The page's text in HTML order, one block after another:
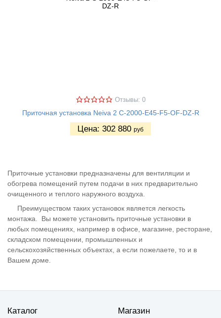
Отзывы: 0
Приточная установка Neiva 2 C-2000-E45-F5-OF-DZ-R
Цена: 302 880 руб
Приточные установки предназначены для вентиляции и
обогрева помещений путем подачи в них предварительно
очищенного и теплого наружного воздуха.
Преимуществом таких установок является легкость
монтажа. Вы можете установить приточные установки в
любых помещениях, например в офисе, магазине, ресторане,
складском помещении, промышленных и
сельскохозяйственных объектах, а если пожелаете, то и в
Вашем доме.
Каталог Магазин